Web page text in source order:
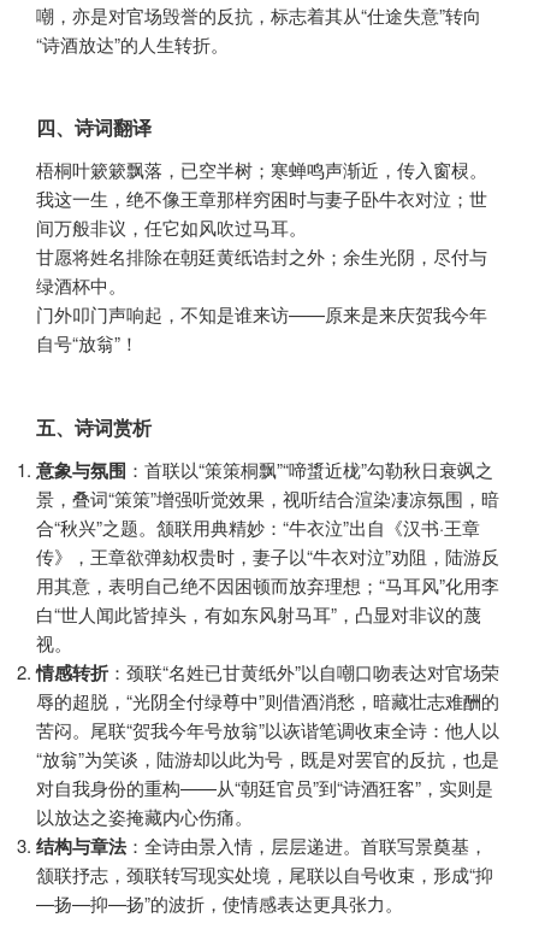
嘲，亦是对官场毁誉的反抗，标志着其从“仕途失意”转向
“诗酒放达”的人生转折。
四、诗词翻译
梧桐叶簌簌飘落，已空半树；寒蝉鸣声渐近，传入窗棂。
我这一生，绝不像王章那样穷困时与妻子卧牛衣对泣；世
间万般非议，任它如风吹过马耳。
甘愿将姓名排除在朝廷黄纸诰封之外；余生光阴，尽付与
绿酒杯中。
门外叩门声响起，不知是谁来访——原来是来庆贺我今年
自号“放翁”！
五、诗词赏析
意象与氛围 ：首联以“策策桐飘”“啼螀近栊”勾勒秋日衰飒之
景，叠词“策策”增强听觉效果，视听结合渲染凄凉氛围，暗
合“秋兴”之题。颔联用典精妙：“牛衣泣”出自《汉书·王章
传》，王章欲弹劾权贵时，妻子以“牛衣对泣”劝阻，陆游反
用其意，表明自己绝不因困顿而放弃理想；“马耳风”化用李
白“世人闻此皆掉头，有如东风射马耳”，凸显对非议的蔑
视。
情感转折 ：颈联“名姓已甘黄纸外”以自嘲口吻表达对官场荣
辱的超脱，“光阴全付绿尊中”则借酒消愁，暗藏壮志难酬的
苦闷。尾联“贺我今年号放翁”以诙谐笔调收束全诗：他人以
“放翁”为笑谈，陆游却以此为号，既是对罢官的反抗，也是
对自我身份的重构——从“朝廷官员”到“诗酒狂客”，实则是
以放达之姿掩藏内心伤痛。
结构与章法：全诗由景入情，层层递进。首联写景奠基，
颔联抒志，颈联转写现实处境，尾联以自号收束，形成“抑
—扬—抑—扬”的波折，使情感表达更具张力。